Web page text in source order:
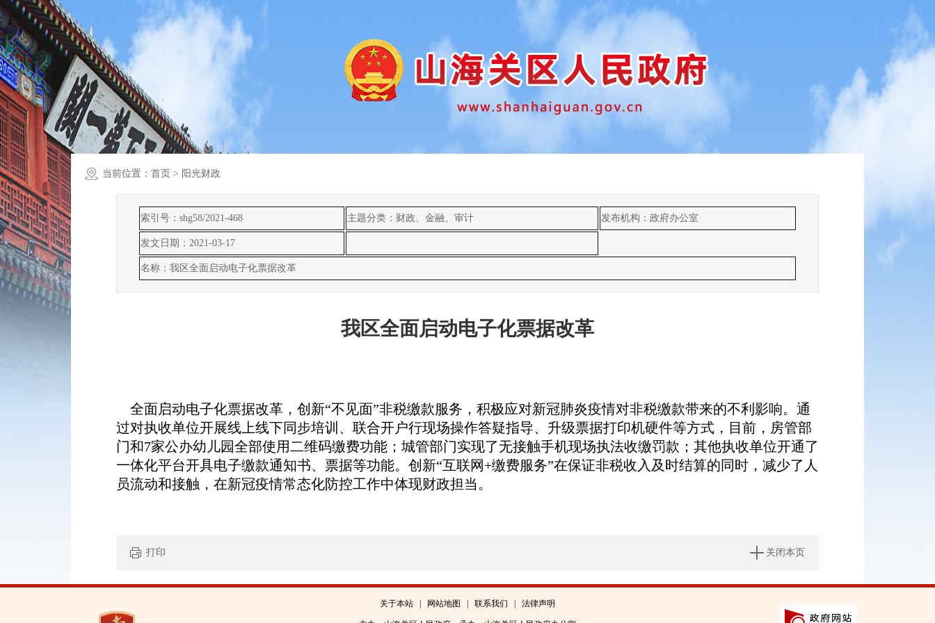
当前位置： 首页 > 阳光财政
索引号：shg58/2021-468 主题分类：财政、金融、审计 发布机构：政府办公室
发文日期：2021-03-17
名称：我区全面启动电子化票据改革
我区全面启动电子化票据改革
全面启动电子化票据改革，创新“不见面”非税缴款服务，积极应对新冠肺炎疫情对非税缴款带来的不利影响。通
过对执收单位开展线上线下同步培训、联合开户行现场操作答疑指导、升级票据打印机硬件等方式，目前，房管部
门和7家公办幼儿园全部使用二维码缴费功能；城管部门实现了无接触手机现场执法收缴罚款；其他执收单位开通了
一体化平台开具电子缴款通知书、票据等功能。创新“互联网+缴费服务”在保证非税收入及时结算的同时，减少了人
员流动和接触，在新冠疫情常态化防控工作中体现财政担当。
打印 关闭本页
关于本站 网站地图 联系我们 法律声明